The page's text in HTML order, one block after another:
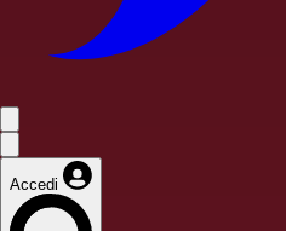
Accedi